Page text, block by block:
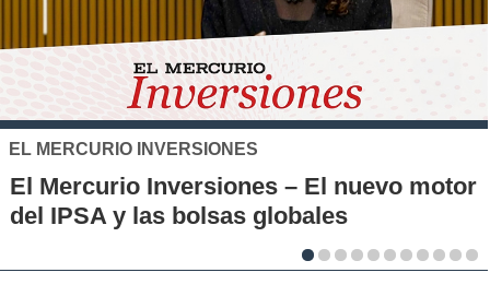
SANTO TOMÁS
IP-CFT Santo Tomás y Red de Hubs
Municipales firman alianza para impulsar
la innovación en los territorios